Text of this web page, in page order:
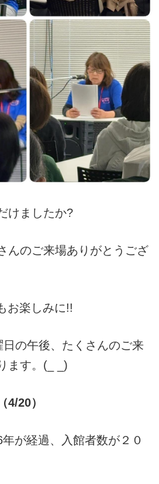
ましたか?
のご来場ありがとうござ
楽しみに!!
の午後、たくさんのご来
ます。(_ _)
4/20）
が経過、入館者数が２０